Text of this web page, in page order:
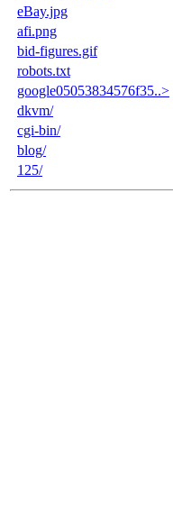
eBay.jpg
afi.png
bid-figures.gif
robots.txt
google05053834576f35..>
dkvm/
cgi-bin/
blog/
125/